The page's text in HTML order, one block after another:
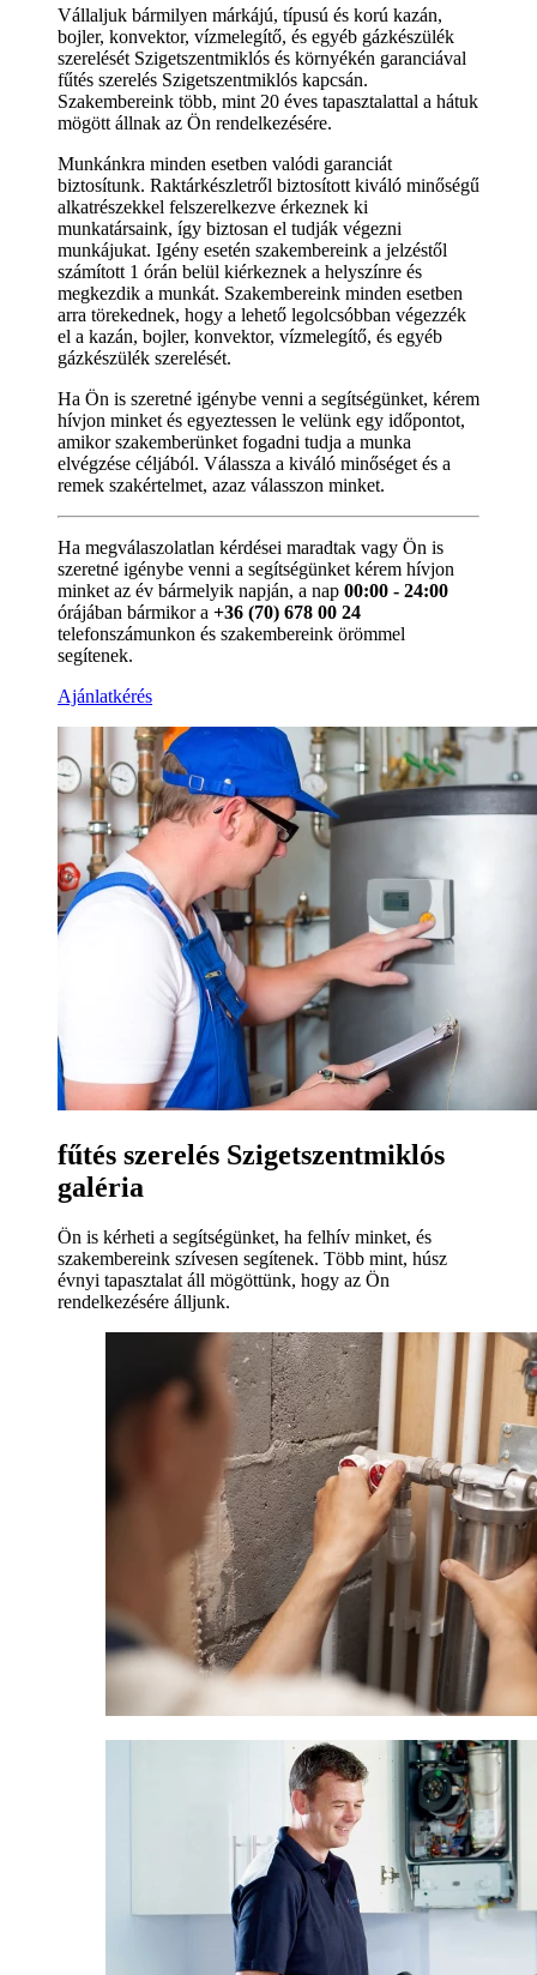
Vállaljuk bármilyen márkájú, típusú és korú kazán,
bojler, konvektor, vízmelegítő, és egyéb gázkészülék
szerelését Szigetszentmiklós és környékén garanciával
fűtés szerelés Szigetszentmiklós kapcsán.
Szakembereink több, mint 20 éves tapasztalattal a hátuk
mögött állnak az Ön rendelkezésére.
Munkánkra minden esetben valódi garanciát
biztosítunk. Raktárkészletről biztosított kiváló minőségű
alkatrészekkel felszerelkezve érkeznek ki
munkatársaink, így biztosan el tudják végezni
munkájukat. Igény esetén szakembereink a jelzéstől
számított 1 órán belül kiérkeznek a helyszínre és
megkezdik a munkát. Szakembereink minden esetben
arra törekednek, hogy a lehető legolcsóbban végezzék
el a kazán, bojler, konvektor, vízmelegítő, és egyéb
gázkészülék szerelését.
Ha Ön is szeretné igénybe venni a segítségünket, kérem
hívjon minket és egyeztessen le velünk egy időpontot,
amikor szakemberünket fogadni tudja a munka
elvégzése céljából. Válassza a kiváló minőséget és a
remek szakértelmet, azaz válasszon minket.
Ha megválaszolatlan kérdései maradtak vagy Ön is
szeretné igénybe venni a segítségünket kérem hívjon
minket az év bármelyik napján, a nap 00:00 - 24:00
órájában bármikor a +36 (70) 678 00 24
telefonszámunkon és szakembereink örömmel
segítenek.
Ajánlatkérés
fűtés szerelés Szigetszentmiklós
galéria
Ön is kérheti a segítségünket, ha felhív minket, és
szakembereink szívesen segítenek. Több mint, húsz
évnyi tapasztalat áll mögöttünk, hogy az Ön
rendelkezésére álljunk.